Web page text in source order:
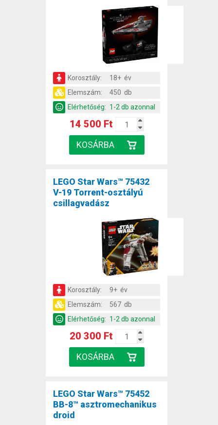
Korosztály:
18+ év
Elemszám:
450 db
Elérhetőség: 1-2 db azonnal
14 500 Ft
LEGO Star Wars™ 75432
V-19 Torrent-osztályú
csillagvadász
Korosztály:
9+ év
Elemszám:
567 db
Elérhetőség: 1-2 db azonnal
20 300 Ft
LEGO Star Wars™ 75452
BB-8™ asztromechanikus
droid